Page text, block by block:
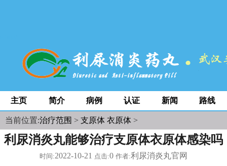
主页 简介 病例 认证 新闻 路线
当前位置:治疗范围 > 支原体 衣原体 >
利尿消炎丸能够治疗支原体衣原体感染吗
时间:2022-10-21 点击:0 作者:利尿消炎丸官网